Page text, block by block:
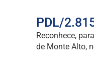
PDL/
Reconhece,
de Monte Alto,